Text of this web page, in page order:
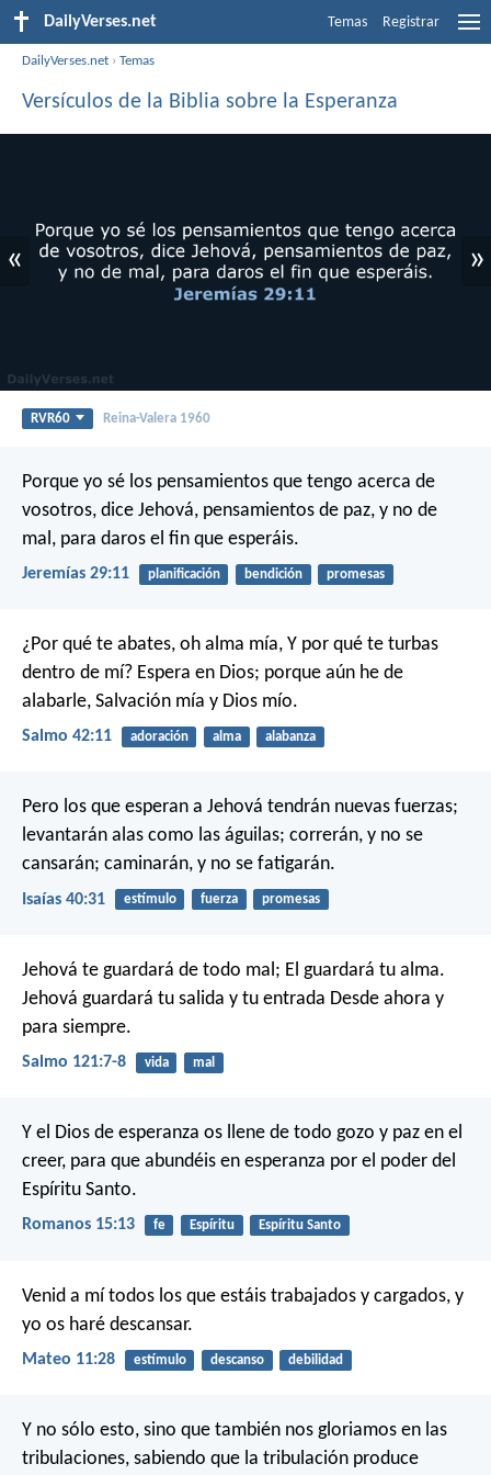
DailyVerses.net Temas Registrar
DailyVerses.net ›Temas
Versículos de la Biblia sobre la Esperanza
« »
RVR60 Reina-Valera 1960
Porque yo sé los pensamientos que tengo acerca de
vosotros, dice Jehová, pensamientos de paz, y no de
mal, para daros el fin que esperáis.
Jeremías 29:11 planificación bendición promesas
¿Por qué te abates, oh alma mía, Y por qué te turbas
dentro de mí? Espera en Dios; porque aún he de
alabarle, Salvación mía y Dios mío.
Salmo 42:11 adoración alma alabanza
Pero los que esperan a Jehová tendrán nuevas fuerzas;
levantarán alas como las águilas; correrán, y no se
cansarán; caminarán, y no se fatigarán.
Isaías 40:31 estímulo fuerza promesas
Jehová te guardará de todo mal; El guardará tu alma.
Jehová guardará tu salida y tu entrada Desde ahora y
para siempre.
Salmo 121:7-8 vida mal
Y el Dios de esperanza os llene de todo gozo y paz en el
creer, para que abundéis en esperanza por el poder del
Espíritu Santo.
Romanos 15:13 fe Espíritu Espíritu Santo
Venid a mí todos los que estáis trabajados y cargados, y
yo os haré descansar.
Mateo 11:28 estímulo descanso debilidad
Y no sólo esto, sino que también nos gloriamos en las
tribulaciones, sabiendo que la tribulación produce